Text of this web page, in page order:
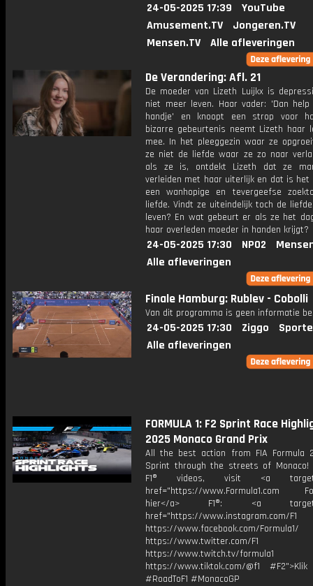
24-05-2025 17:39
YouTube
Amusement.TV
Jongeren.TV
Mensen.TV
Alle afleveringen
De Verandering: Afl. 21
De moeder van Lizeth Luijkx is
niet meer leven. Haar vader: 'Dan
handje' en knoopt een strop voor
bizarre gebeurtenis neemt Lizeth haar
mee. In het pleeggezin waar ze
ze niet de liefde waar ze zo naar
als ze is, ontdekt Lizeth dat ze
verleiden met haar uiterlijk en dat is het
een wanhopige en tevergeefse
liefde. Vindt ze uiteindelijk toch de
leven? En wat gebeurt er als ze het
haar overleden moeder in handen krijgt?
24-05-2025 17:30 NPO2
Alle afleveringen
Finale Hamburg: Rublev - Cobolli
Van dit programma is geen informatie
24-05-2025 17:30 Ziggo
Alle afleveringen
FORMULA 1: F2 Sprint Race
2025 Monaco Grand Prix
All the best action from FIA Formula
Sprint through the streets of Monaco!
F1® videos, visit <a
href="https://www.Formula1.com
hier</a> F1®: <a
href="https://www.instagram.com/F1
https://www.facebook.com/Formula1/
https://www.twitter.com/F1
https://www.twitch.tv/formula1
https://www.tiktok.com/@f1
#RoadToF1 #MonacoGP